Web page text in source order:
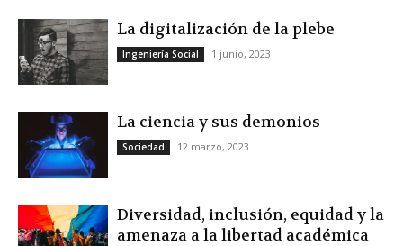
La digitalización de la plebe
Ingeniería Social 1 junio, 2023
La ciencia y sus demonios
Sociedad 12 marzo, 2023
Diversidad, inclusión, equidad y la
amenaza a la libertad académica